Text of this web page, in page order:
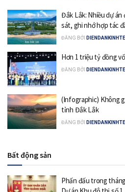
Đắk Lắk: Nhiều dự
sát, ghi nhớ hợp tác
ĐĂNG BỞI DIENDANKINHTE
Hơn 1 triệu tỷ đồng
ĐĂNG BỞI DIENDANKINHTE
(Infographic) Không
tỉnh Đắk Lắk
ĐĂNG BỞI DIENDANKINHTE
Bất động sản
Phấn đấu trong